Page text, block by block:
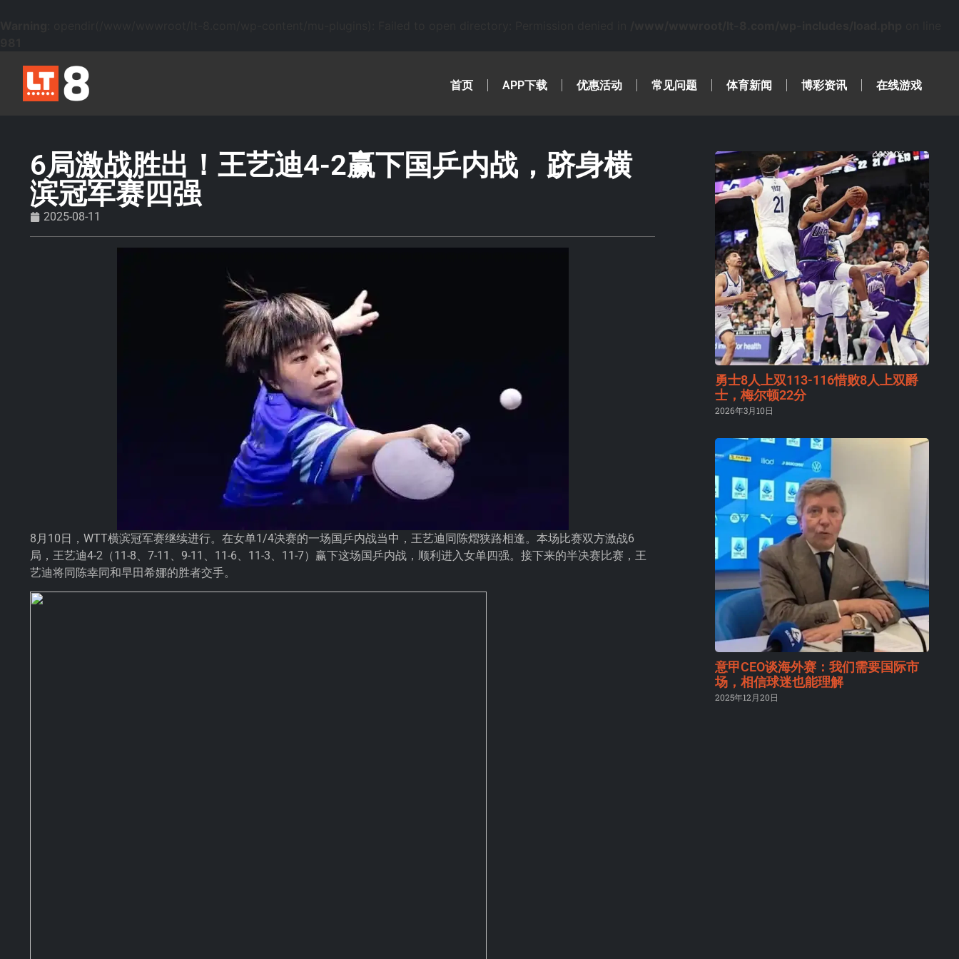
首页 APP下载 优惠活动 常见问题 体育新闻 博彩资讯 在线游戏
6局激战胜出！王艺迪4-2赢下国乒内战，跻身横
滨冠军赛四强
2025-08-11
8月10日，WTT横滨冠军赛继续进行。在女单1/4决赛的一场国乒内战当中， 王艺迪同陈熠狭路相逢。本场比赛双方激战6
局，王艺迪4-2（11-8、7-11、9-11、11-6、11-3、11-7）赢下这场国乒内战，顺利进入女单四强。接下来的半决赛比赛，王
艺迪将同陈幸同和早田希娜的胜者交手。
勇士8人上双113-116惜败8人上双爵
士，梅尔顿22分
2026年3月10日
意甲CEO谈海外赛：我们需要国际市
场，相信球迷也能理解
2025年12月20日